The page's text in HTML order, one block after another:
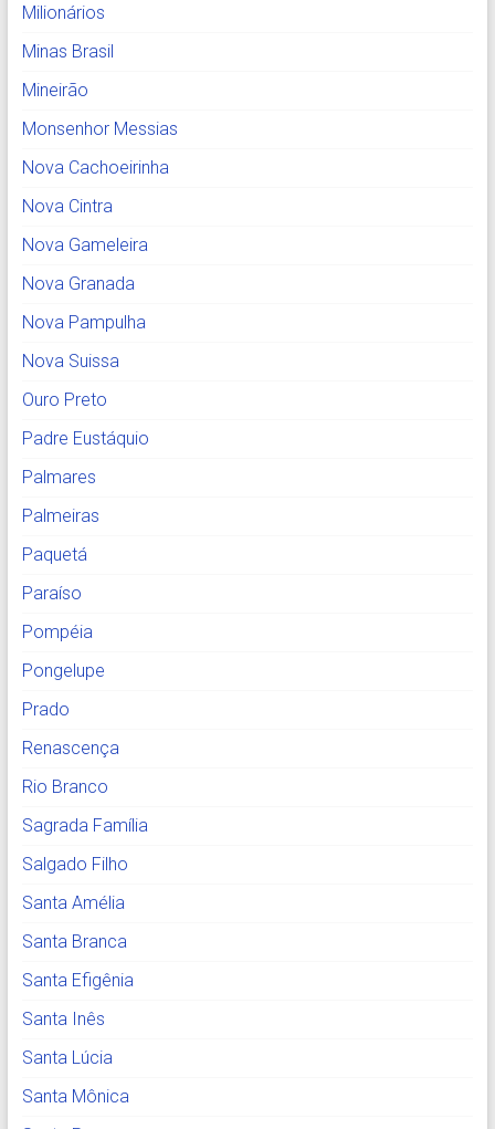
Milionários
Minas Brasil
Mineirão
Monsenhor Messias
Nova Cachoeirinha
Nova Cintra
Nova Gameleira
Nova Granada
Nova Pampulha
Nova Suissa
Ouro Preto
Padre Eustáquio
Palmares
Palmeiras
Paquetá
Paraíso
Pompéia
Pongelupe
Prado
Renascença
Rio Branco
Sagrada Família
Salgado Filho
Santa Amélia
Santa Branca
Santa Efigênia
Santa Inês
Santa Lúcia
Santa Mônica